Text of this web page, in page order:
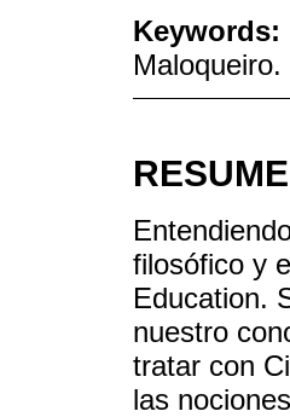
Keywords:
Maloqueiro.
filosófico y
Education.
nuestro
tratar con
las